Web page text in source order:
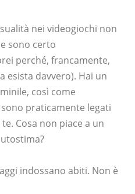
nei videogiochi non
sono certo
perché, francamente,
esista davvero). Hai un
così come
praticamente legati
Cosa non piace a un
indossano abiti. Non è